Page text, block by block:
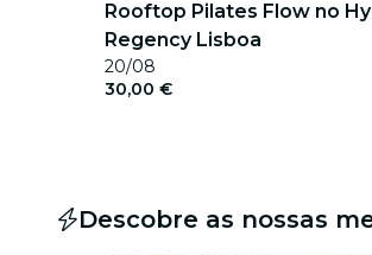
Rooftop Pilates Flow no
Regency Lisboa
20/08
30,00 €
Descobre as nossas